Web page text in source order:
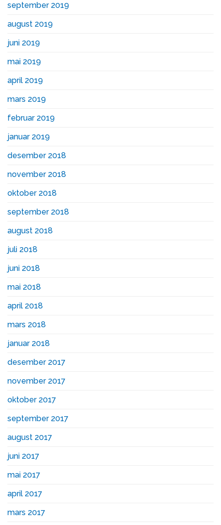
september 2019
august 2019
juni 2019
mai 2019
april 2019
mars 2019
februar 2019
januar 2019
desember 2018
november 2018
oktober 2018
september 2018
august 2018
juli 2018
juni 2018
mai 2018
april 2018
mars 2018
januar 2018
desember 2017
november 2017
oktober 2017
september 2017
august 2017
juni 2017
mai 2017
april 2017
mars 2017